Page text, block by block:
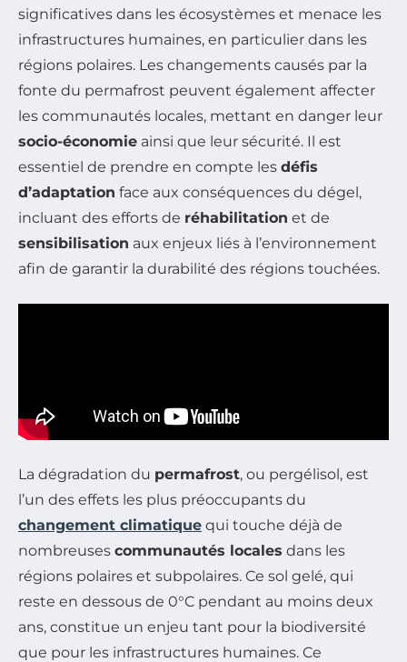
significatives dans les écosystèmes et menace les
infrastructures humaines, en particulier dans les
régions polaires. Les changements causés par la
fonte du permafrost peuvent également affecter
les communautés locales, mettant en danger leur
socio-économie ainsi que leur sécurité. Il est
essentiel de prendre en compte les défis
d’adaptation face aux conséquences du dégel,
incluant des efforts de réhabilitation et de
sensibilisation aux enjeux liés à l’environnement
afin de garantir la durabilité des régions touchées.
La dégradation du permafrost, ou pergélisol, est
l’un des effets les plus préoccupants du
changement climatique qui touche déjà de
nombreuses communautés locales dans les
régions polaires et subpolaires. Ce sol gelé, qui
reste en dessous de 0°C pendant au moins deux
ans, constitue un enjeu tant pour la biodiversité
que pour les infrastructures humaines. Ce